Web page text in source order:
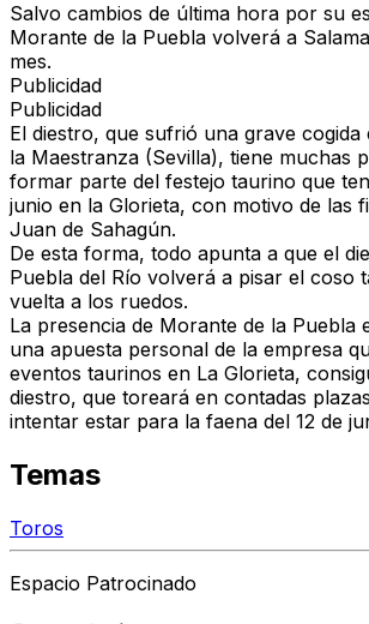
Salvo cambios de última hora por su
Morante de la Puebla volverá a
mes.
Publicidad
Publicidad
El diestro, que sufrió una grave cogida
la Maestranza (Sevilla), tiene muchas
formar parte del festejo taurino que
junio en la Glorieta, con motivo de las
Juan de Sahagún.
De esta forma, todo apunta a que el
Puebla del Río volverá a pisar el coso
vuelta a los ruedos.
La presencia de Morante de la Puebla
una apuesta personal de la empresa
eventos taurinos en La Glorieta,
diestro, que toreará en contadas
intentar estar para la faena del 12 de
Temas
Toros
Espacio Patrocinado